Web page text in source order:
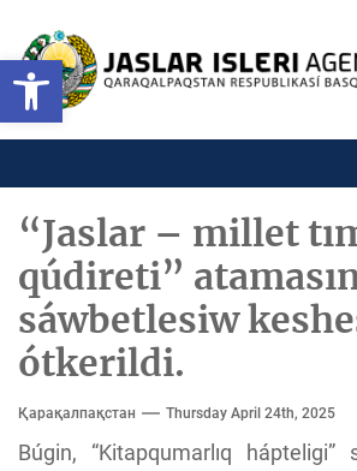
Open toolbar
content
Ózbekstan jaslar
“Jaslar – millet
qúdireti”
sáwbetlesiw
ótkerildi.
Қарақалпақстан Thursday April 24th, 2025
Búgin, “Kitapqumarlıq hápteligi”